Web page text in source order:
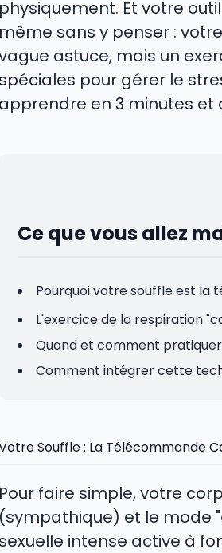
physiquement. Et votre
même sans y penser :
astuce, mais un
spéciales pour gérer le
apprendre en 3 minutes et
Ce que vous allez
Pourquoi votre souffle est la
L'exercice de la respiration
Quand et comment
Comment intégrer cette
Souffle : La Télécommande
Pour faire simple, votre
(sympathique) et le mode
sexuelle intense active à